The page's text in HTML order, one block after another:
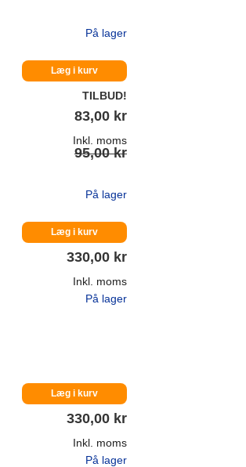
På lager
Læg i kurv
TILBUD!
83,00 kr
Inkl. moms
95,00 kr
På lager
Læg i kurv
330,00 kr
Inkl. moms
På lager
Læg i kurv
330,00 kr
Inkl. moms
På lager